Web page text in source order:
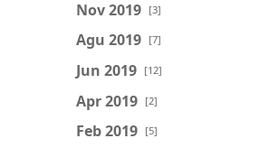
Nov 2019 [3]
Agu 2019 [7]
Jun 2019 [12]
Apr 2019 [2]
Feb 2019 [5]